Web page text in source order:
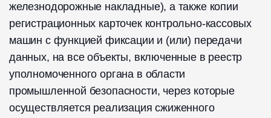
железнодорожные накладные), а также копии
регистрационных карточек контрольно-кассовых
машин с функцией фиксации и (или) передачи
данных, на все объекты, включенные в реестр
уполномоченного органа в области
промышленной безопасности, через которые
осуществляется реализация сжиженного